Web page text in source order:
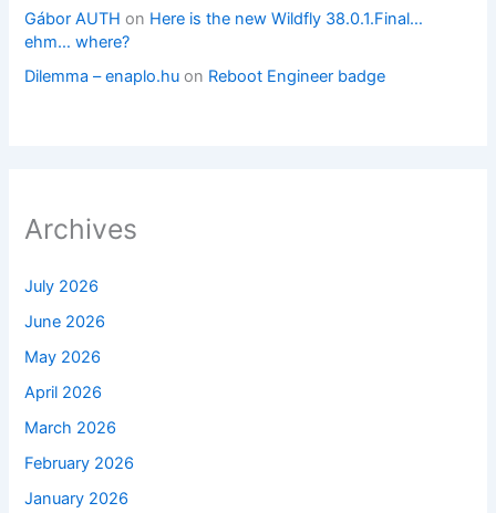
Gábor AUTH on Here is the new Wildfly 38.0.1.Final…
ehm… where?
Dilemma – enaplo.hu on Reboot Engineer badge
Archives
July 2026
June 2026
May 2026
April 2026
March 2026
February 2026
January 2026